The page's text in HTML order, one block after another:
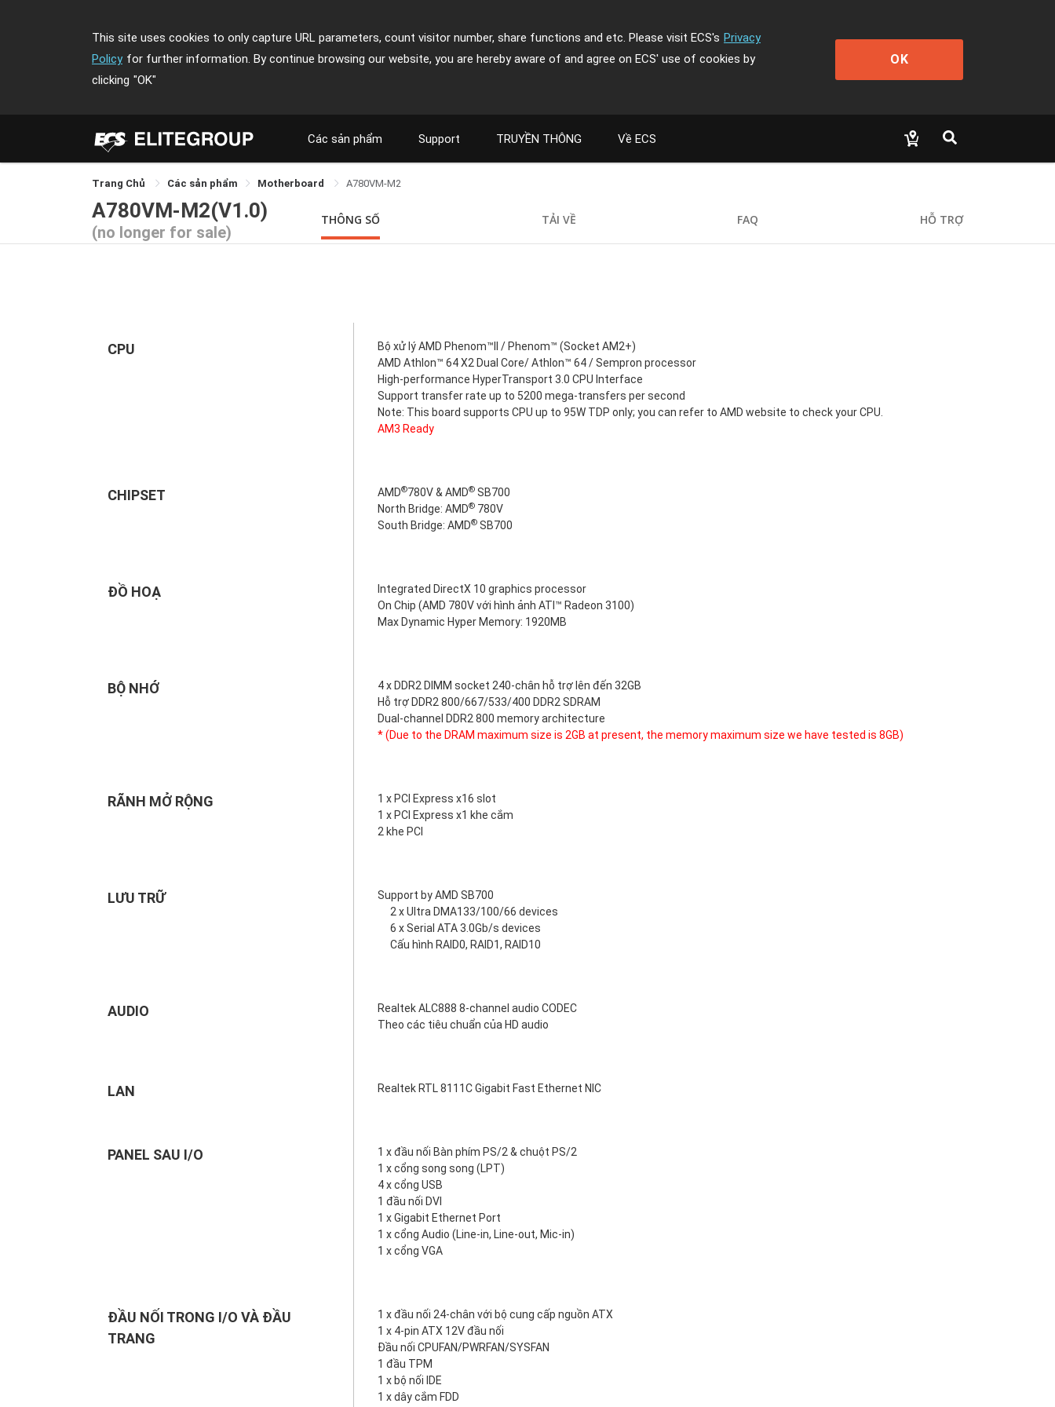
This site uses cookies to only capture URL parameters, count visitor number, share functions and etc. Please visit ECS's Privacy
Policy for further information. By continue browsing our website, you are hereby aware of and agree on ECS' use of cookies by
clicking "OK"
OK
Các sản phẩm Support TRUYỀN THÔNG Về ECS
Trang Chủ Các sản phẩm Motherboard A780VM-M2
A780VM-M2(V1.0)
(no longer for sale)
THÔNG SỐ TẢI VỀ FAQ HỖ TRỢ
CPU
Bộ xử lý AMD Phenom™II / Phenom™ (Socket AM2+)
AMD Athlon™ 64 X2 Dual Core/ Athlon™ 64 / Sempron processor
High-performance HyperTransport 3.0 CPU Interface
Support transfer rate up to 5200 mega-transfers per second
Note: This board supports CPU up to 95W TDP only; you can refer to AMD website to check your CPU.
AM3 Ready
CHIPSET AMD®780V & AMD® SB700
North Bridge: AMD® 780V
South Bridge: AMD® SB700
ĐỒ HOẠ
Integrated DirectX 10 graphics processor
On Chip (AMD 780V với hình ảnh ATI™ Radeon 3100)
Max Dynamic Hyper Memory: 1920MB
BỘ NHỚ
4 x DDR2 DIMM socket 240-chân hỗ trợ lên đến 32GB
Hỗ trợ DDR2 800/667/533/400 DDR2 SDRAM
Dual-channel DDR2 800 memory architecture
* (Due to the DRAM maximum size is 2GB at present, the memory maximum size we have tested is 8GB)
RÃNH MỞ RỘNG
1 x PCI Express x16 slot
1 x PCI Express x1 khe cắm
2 khe PCI
LƯU TRỮ
Support by AMD SB700
2 x Ultra DMA133/100/66 devices
6 x Serial ATA 3.0Gb/s devices
Cấu hình RAID0, RAID1, RAID10
AUDIO
Realtek ALC888 8-channel audio CODEC
Theo các tiêu chuẩn của HD audio
LAN Realtek RTL 8111C Gigabit Fast Ethernet NIC
PANEL SAU I/O
1 x đầu nối Bàn phím PS/2 & chuột PS/2
1 x cổng song song (LPT)
4 x cổng USB
1 đầu nối DVI
1 x Gigabit Ethernet Port
1 x cổng Audio (Line-in, Line-out, Mic-in)
1 x cổng VGA
ĐẦU NỐI TRONG I/O VÀ ĐẦU
TRANG
1 x đầu nối 24-chân với bộ cung cấp nguồn ATX
1 x 4-pin ATX 12V đầu nối
Đầu nối CPUFAN/PWRFAN/SYSFAN
1 đầu TPM
1 x bộ nối IDE
1 x dây cắm FDD